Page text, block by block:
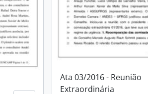
Ata 03/2016 - Reunião
Extraordinária